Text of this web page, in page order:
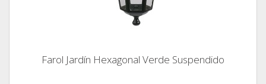
Farol Jardín Hexagonal Verde Suspendido